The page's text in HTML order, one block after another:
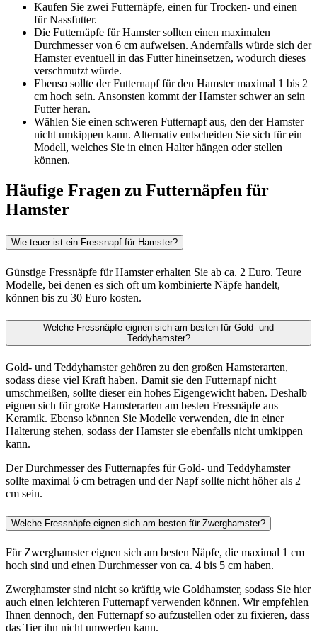
Kaufen Sie zwei Futternäpfe, einen für Trocken- und einen
für Nassfutter.
Die Futternäpfe für Hamster sollten einen maximalen
Durchmesser von 6 cm aufweisen. Andernfalls würde sich der
Hamster eventuell in das Futter hineinsetzen, wodurch dieses
verschmutzt würde.
Ebenso sollte der Futternapf für den Hamster maximal 1 bis 2
cm hoch sein. Ansonsten kommt der Hamster schwer an sein
Futter heran.
Wählen Sie einen schweren Futternapf aus, den der Hamster
nicht umkippen kann. Alternativ entscheiden Sie sich für ein
Modell, welches Sie in einen Halter hängen oder stellen
können.
Häufige Fragen zu Futternäpfen für
Hamster
Wie teuer ist ein Fressnapf für Hamster?
Günstige Fressnäpfe für Hamster erhalten Sie ab ca. 2 Euro. Teure
Modelle, bei denen es sich oft um kombinierte Näpfe handelt,
können bis zu 30 Euro kosten.
Welche Fressnäpfe eignen sich am besten für Gold- und
Teddyhamster?
Gold- und Teddyhamster gehören zu den großen Hamsterarten,
sodass diese viel Kraft haben. Damit sie den Futternapf nicht
umschmeißen, sollte dieser ein hohes Eigengewicht haben. Deshalb
eignen sich für große Hamsterarten am besten Fressnäpfe aus
Keramik. Ebenso können Sie Modelle verwenden, die in einer
Halterung stehen, sodass der Hamster sie ebenfalls nicht umkippen
kann.
Der Durchmesser des Futternapfes für Gold- und Teddyhamster
sollte maximal 6 cm betragen und der Napf sollte nicht höher als 2
cm sein.
Welche Fressnäpfe eignen sich am besten für Zwerghamster?
Für Zwerghamster eignen sich am besten Näpfe, die maximal 1 cm
hoch sind und einen Durchmesser von ca. 4 bis 5 cm haben.
Zwerghamster sind nicht so kräftig wie Goldhamster, sodass Sie hier
auch einen leichteren Futternapf verwenden können. Wir empfehlen
Ihnen dennoch, den Futternapf so aufzustellen oder zu fixieren, dass
das Tier ihn nicht umwerfen kann.